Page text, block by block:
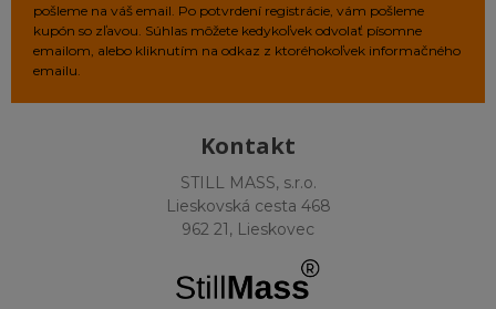
pošleme na váš email. Po potvrdení registrácie, vám pošleme
kupón so zľavou. Súhlas môžete kedykoľvek odvolať písomne
emailom, alebo kliknutím na odkaz z ktoréhokoľvek informačného
emailu.
Kontakt
STILL MASS, s.r.o.
Lieskovská cesta 468
962 21, Lieskovec